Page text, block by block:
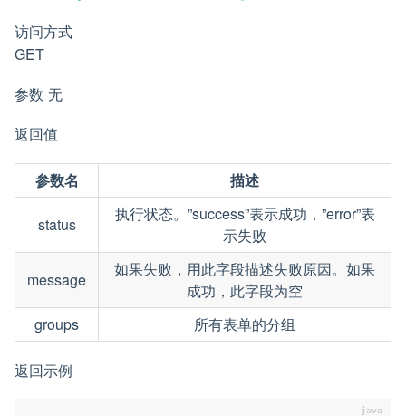
访问方式
GET
参数 无
返回值
参数名 描述
status
执行状态。”success”表示成功，”error”表
示失败
message
如果失败，用此字段描述失败原因。如果
成功，此字段为空
groups
所有表单的分组
返回示例